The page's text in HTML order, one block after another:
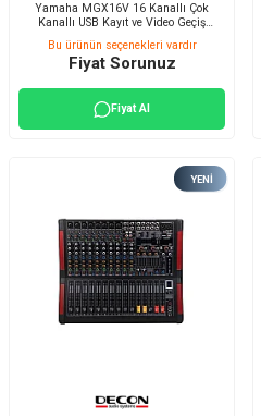
Yamaha MGX16V 16 Kanallı Çok
Kanallı USB Kayıt ve Video Geçiş
Bu ürünün seçenekleri vardır
Fiyat Sorunuz
Fiyat Al
YENI